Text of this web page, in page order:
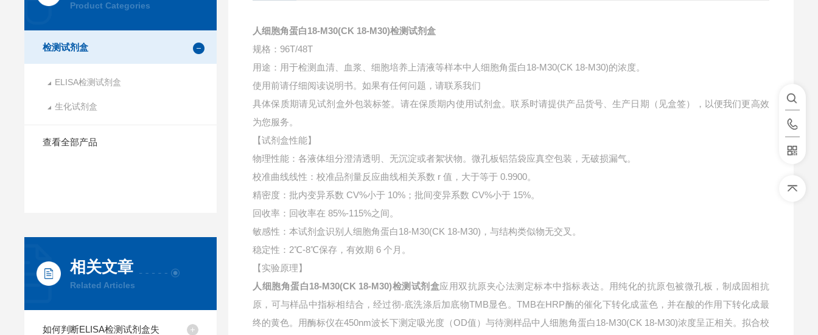
Product Categories
检测试剂盒
ELISA检测试剂盒
生化试剂盒
查看全部产品
相关文章
Related Articles
如何判断ELISA检测试剂盒失
人细胞角蛋白18-M30(CK 18-M30)检测试剂盒
规格：96T/48T
用途：用于检测血清、血浆、细胞培养上清液等样本中 人细胞角蛋白18-M30(CK 18-M30)的浓度。
使用前请仔细阅读说明书。如果有任何问题，请联系我们
具体保质期请见试剂盒外包装标签。请在保质期内使用试剂盒。联系时请提供产品货号、生产日期（见盒签），以便我们更高效
为您服务。
【试剂盒性能】
物理性能：各液体组分澄清透明、无沉淀或者絮状物。微孔板铝箔袋应真空包装，无破损漏气。
校准曲线线性：校准品剂量反应曲线相关系数 r 值，大于等于 0.9900。
精密度：批内变异系数 CV%小于 10%；批间变异系数 CV%小于 15%。
回收率：回收率在 85%-115%之间。
敏感性：本试剂盒识别人细胞角蛋白18-M30(CK 18-M30)，与结构类似物无交叉。
稳定性：2℃-8℃保存，有效期 6 个月。
【实验原理】
人细胞角蛋白18-M30(CK 18-M30)检测试剂盒应用双抗原夹心法测定标本中指标表达。用纯化的抗原包被微孔板，制成固相抗
原，可与样品中指标相结合，经过彻-底洗涤后加底物TMB显色。TMB在HRP酶的催化下转化成蓝色，并在酸的作用下转化成最
终的黄色。用酶标仪在450nm波长下测定吸光度（OD值）与待测样品中 人细胞角蛋白18-M30(CK 18-M30)浓度呈正相关。拟合校